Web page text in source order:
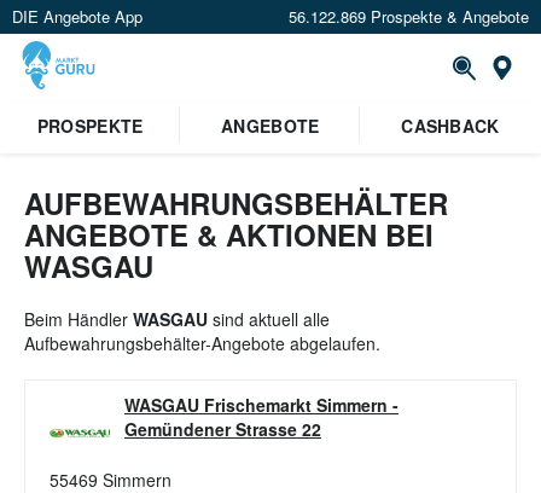
DIE Angebote App 56.122.869 Prospekte & Angebote
Standort festlegen
PROSPEKTE ANGEBOTE CASHBACK
AUFBEWAHRUNGSBEHÄLTER
ANGEBOTE & AKTIONEN BEI
WASGAU
Beim Händler WASGAU sind aktuell alle
Aufbewahrungsbehälter-Angebote abgelaufen.
WASGAU Frischemarkt Simmern -
Gemündener Strasse 22
55469 Simmern